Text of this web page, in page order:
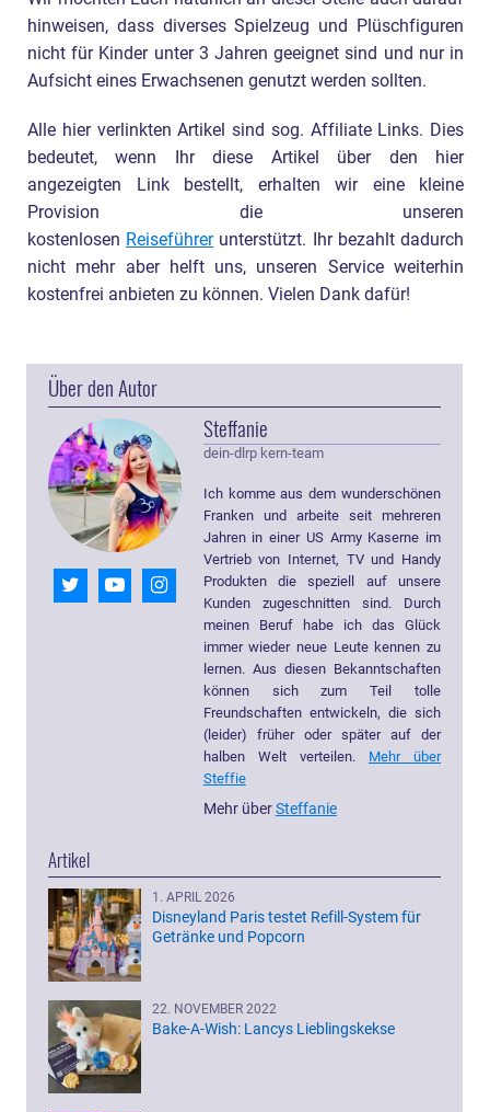
hinweisen, dass diverses Spielzeug und Plüschfiguren
nicht für Kinder unter 3 Jahren geeignet sind und nur in
Aufsicht eines Erwachsenen genutzt werden sollten.
Alle hier verlinkten Artikel sind sog. Affiliate Links. Dies
bedeutet, wenn Ihr diese Artikel über den hier
angezeigten Link bestellt, erhalten wir eine kleine
Provision die unseren
kostenlosen Reiseführerunterstützt. Ihr bezahlt dadurch
nicht mehr aber helft uns, unseren Service weiterhin
kostenfrei anbieten zu können. Vielen Dank dafür!
Über den Autor
Steffanie
dein-dlrp kern-team
Ich komme aus dem wunderschönen
Franken und arbeite seit mehreren
Jahren in einer US Army Kaserne im
Vertrieb von Internet, TV und Handy
Produkten die speziell auf unsere
Kunden zugeschnitten sind. Durch
meinen Beruf habe ich das Glück
immer wieder neue Leute kennen zu
lernen. Aus diesen Bekanntschaften
können sich zum Teil tolle
Freundschaften entwickeln, die sich
(leider) früher oder später auf der
halben Welt verteilen. Mehr über
Steffie
Mehr überSteffanie
Artikel
1. APRIL 2026
Disneyland Paris testet Refill-System für
Getränke und Popcorn
22. NOVEMBER 2022
Bake-A-Wish: Lancys Lieblingskekse